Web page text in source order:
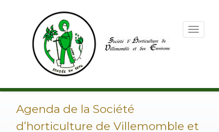
Toggle
Agenda de la Société
d’horticulture de Villemomble et